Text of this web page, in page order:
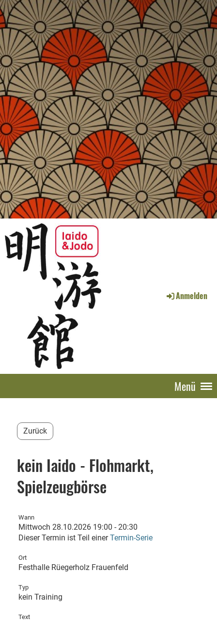
Anmelden
Menü
Zurück
kein Iaido - Flohmarkt,
Spielzeugbörse
Wann
Mittwoch 28.10.2026 19:00 - 20:30
Dieser Termin ist Teil einerTermin-Serie
Ort
Festhalle Rüegerholz Frauenfeld
Typ
kein Training
Text